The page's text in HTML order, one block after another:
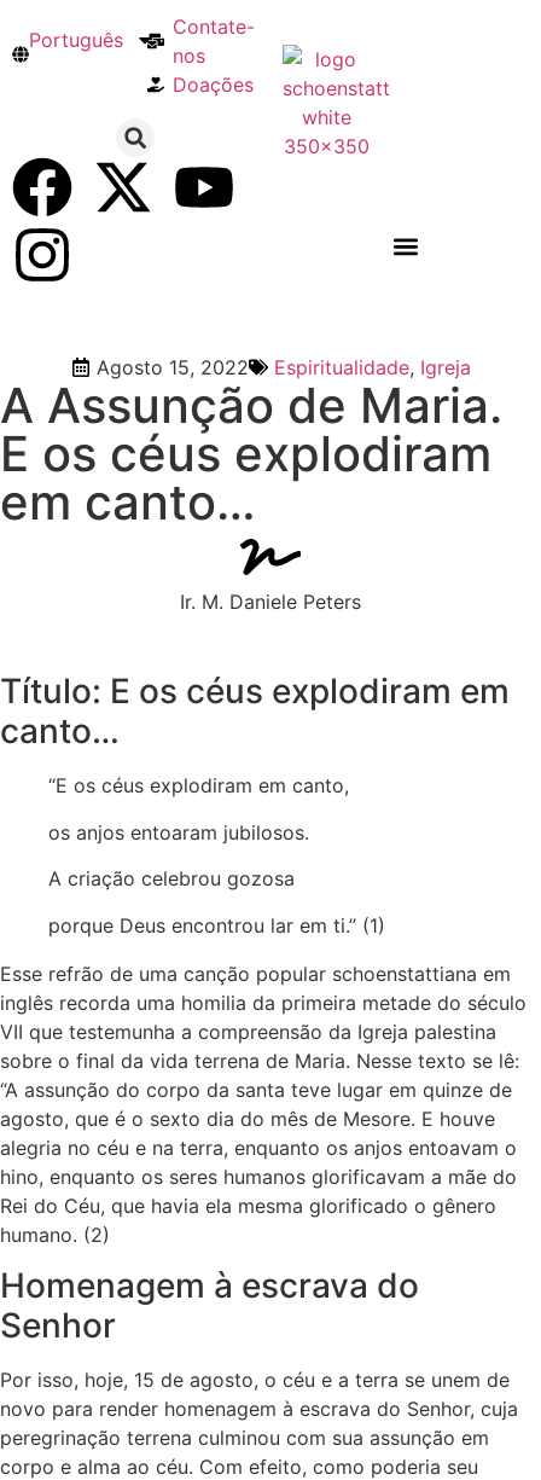
Português
Contate-
nos
Doações
Agosto 15, 2022 Espiritualidade, Igreja
A Assunção de Maria.
E os céus explodiram
em canto…
Ir. M. Daniele Peters
Título: E os céus explodiram em
canto…
“E os céus explodiram em canto,
os anjos entoaram jubilosos.
A criação celebrou gozosa
porque Deus encontrou lar em ti.” (1)
Esse refrão de uma canção popular schoenstattiana em
inglês recorda uma homilia da primeira metade do século
VII que testemunha a compreensão da Igreja palestina
sobre o final da vida terrena de Maria. Nesse texto se lê:
“A assunção do corpo da santa teve lugar em quinze de
agosto, que é o sexto dia do mês de Mesore. E houve
alegria no céu e na terra, enquanto os anjos entoavam o
hino, enquanto os seres humanos glorificavam a mãe do
Rei do Céu, que havia ela mesma glorificado o gênero
humano. (2)
Homenagem à escrava do
Senhor
Por isso, hoje, 15 de agosto, o céu e a terra se unem de
novo para render homenagem à escrava do Senhor, cuja
peregrinação terrena culminou com sua assunção em
corpo e alma ao céu. Com efeito, como poderia seu